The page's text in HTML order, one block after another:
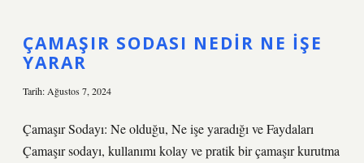
ÇAMAŞIR SODASI NEDIR NE IŞE
YARAR
Tarih: Ağustos 7, 2024
Çamaşır Sodayı: Ne olduğu, Ne işe yaradığı ve Faydaları
Çamaşır sodayı, kullanımı kolay ve pratik bir çamaşır kurutma